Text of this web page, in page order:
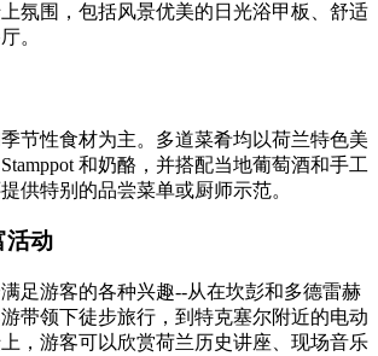
氛围，包括风景优美的日光浴甲板、舒适
。
节性食材为主。多道菜肴均以荷兰特色美
和奶酪，并搭配当地葡萄酒和手工
供特别的品尝菜单或厨师示范。
活动
足游客的各种兴趣--从在坎彭和多德雷赫
带领下徒步旅行，到特克塞尔附近的电动
，游客可以欣赏荷兰历史讲座、现场音乐